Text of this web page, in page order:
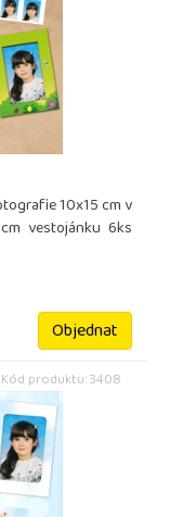
10x15 cm v
vestojánku 6ks
Objednat
Kód produktu: 3408